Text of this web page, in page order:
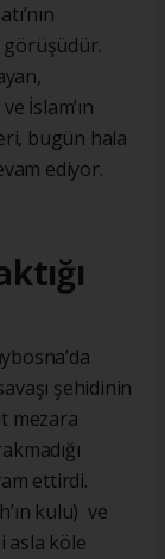
görüşüdür.
İslam’ın
bugün hala
ediyor.
şehidinin
mezara
ettirdi.
kulu) ve
asla köle